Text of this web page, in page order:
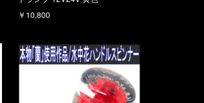
￥10,800